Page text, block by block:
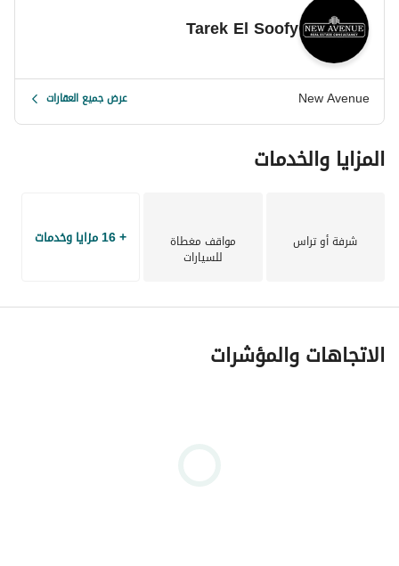
AH-AA
Tarek El Soofy
New Avenue عرض جميع العقارات
المزايا والخدمات
شرفة أو تراس مواقف مغطاة
للسيارات
+ 16 مزايا وخدمات
الاتجاهات والمؤشرات